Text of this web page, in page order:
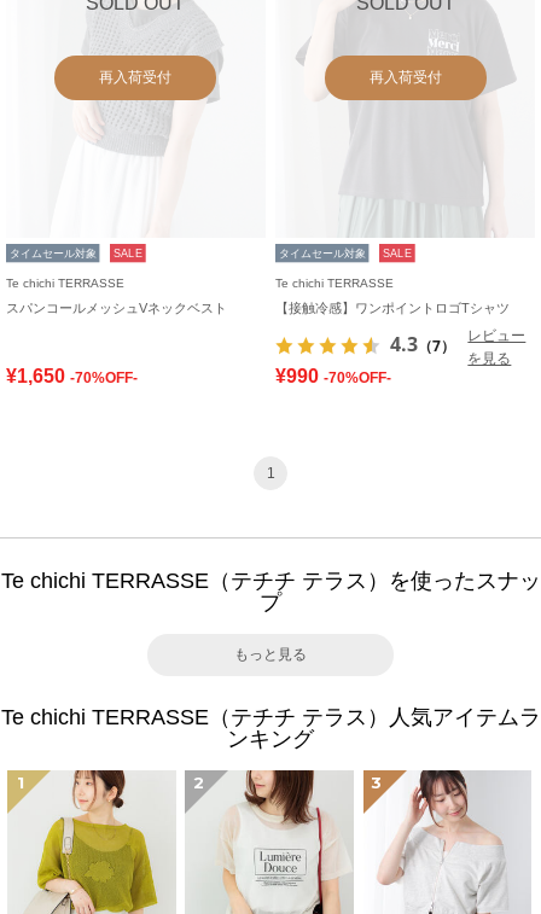
再入荷受付
タイムセール対象 SALE
Te chichi TERRASSE
スパンコールメッシュVネックベスト
¥1,650 -70%OFF-
再入荷受付
タイムセール対象 SALE
Te chichi TERRASSE
【接触冷感】ワンポイントロゴTシャツ
4.3 （7）
レビュー
を見る
¥990 -70%OFF-
1
Te chichi TERRASSE（テチチ テラス）を使ったスナッ
プ
もっと見る
Te chichi TERRASSE（テチチ テラス）人気アイテムラ
ンキング
1 2 3